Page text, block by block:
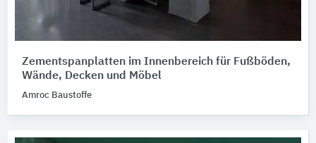
Zementspanplatten im Innenbereich für Fußböden,
Wände, Decken und Möbel
Amroc Baustoffe